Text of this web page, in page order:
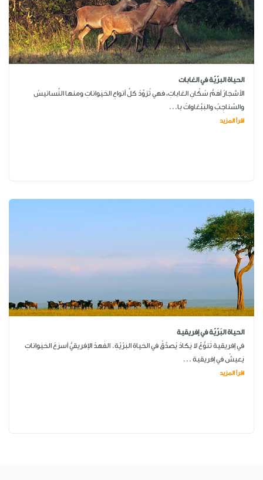
الحياة البرّيّة في الغابات
الأشجارُ أهَمُّ سُكّانِ الغاباتِ، فهي تُزوِّدُ كلَّ أنواعِ الحَيَواناتِ ومنها النَّسانيسُ
والسَّناجِبُ والبَبَّغاواتُ با...
اقرأ المزيد
الحياة البَرّيّة في إفريقية
في إفريقية تَنوُّعٌ لا يَكادُ يُصدَّقُ في الحَياةِ البَرّيّةِ. الفَهدُ الإفريقيُّ أسرَعُ الحَيَواناتِ
يَعيشُ في إفريقية ...
اقرأ المزيد